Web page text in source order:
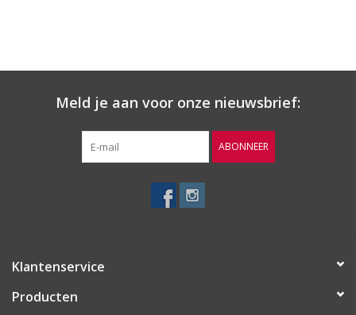
Meld je aan voor onze nieuwsbrief:
ABONNEER
Klantenservice
Producten